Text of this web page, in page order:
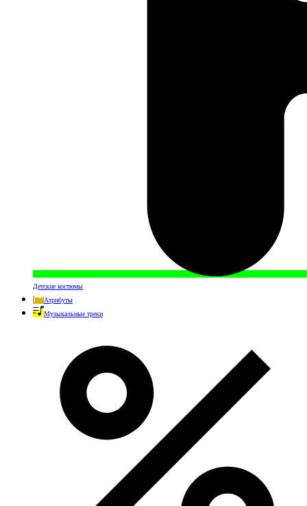
Детские костюмы
Атрибуты
Музыкальные треки